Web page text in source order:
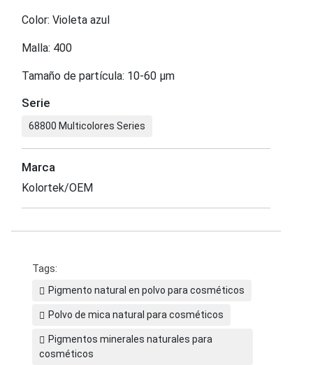
Color: Violeta azul
Malla: 400
Tamaño de partícula: 10-60 μm
Serie
68800 Multicolores Series
Marca
Kolortek/OEM
Tags:
Pigmento natural en polvo para cosméticos
Polvo de mica natural para cosméticos
Pigmentos minerales naturales para
cosméticos